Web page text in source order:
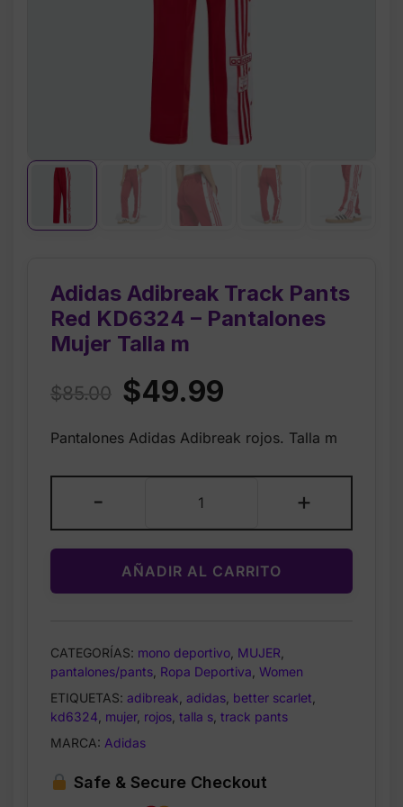
Adidas Adibreak Track Pants
Red KD6324 – Pantalones
Mujer Talla m
$85.00 Original
was:
$85.00.
$49.99
is:
$49.99.
Pantalones Adidas Adibreak rojos. Talla m
-
Adibreak
Track
Pants
Red
KD6324
Mujer
Talla
m
cantidad
+
AÑADIR AL CARRITO
CATEGORÍAS: mono deportivo MUJER
pantalones/pants Ropa Deportiva Women
ETIQUETAS: adibreak adidas better scarlet
kd6324 mujer, rojos talla s track pants
MARCA: Adidas
Safe & Secure Checkout